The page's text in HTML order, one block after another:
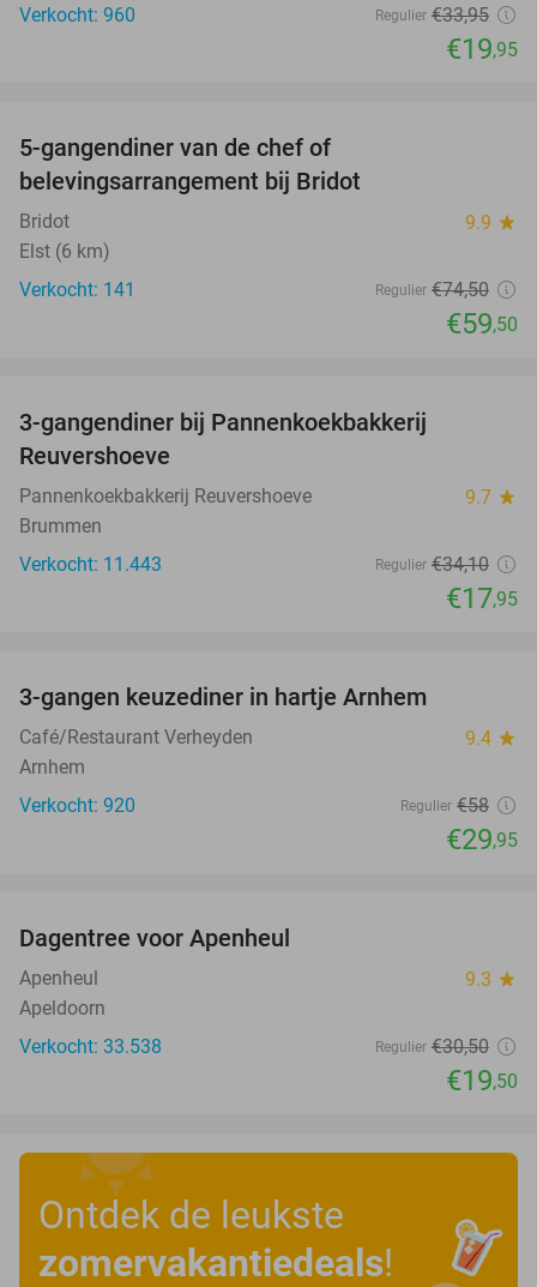
Verkocht: 960
Regulier €33,95
€19,95
5-gangendiner van de chef of
belevingsarrangement bij Bridot
Bridot 9.9 star
Elst (6 km)
Verkocht: 141
Regulier €74,50
€59,50
3-gangendiner bij Pannenkoekbakkerij
Reuvershoeve
Pannenkoekbakkerij Reuvershoeve 9.7 star
Brummen
Verkocht: 11.443
Regulier €34,10
€17,95
3-gangen keuzediner in hartje Arnhem
Café/Restaurant Verheyden 9.4 star
Arnhem
Verkocht: 920
Regulier €58
€29,95
Dagentree voor Apenheul
Apenheul 9.3 star
Apeldoorn
Verkocht: 33.538
Regulier €30,50
€19,50
Ontdek de leukste
zomervakantiedeals!